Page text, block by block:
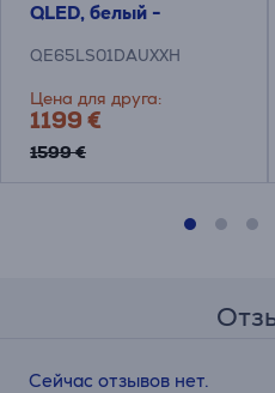
QLED, белый -
QE65LS01DAUXXH
Цена для друга:
1199 €
1599 €
Сейчас отзывов нет.